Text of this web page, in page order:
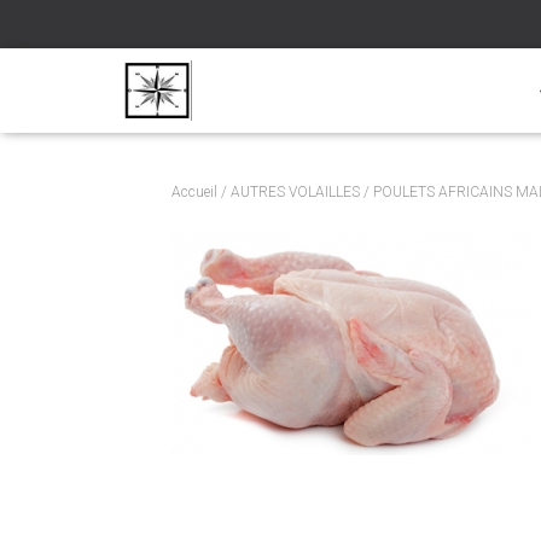
Accueil / AUTRES VOLAILLES / POULETS AFRICAINS